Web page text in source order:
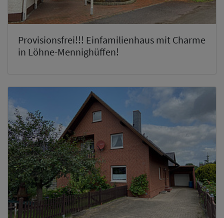
Provisionsfrei!!! Einfamilienhaus mit Charme
in Löhne-Mennighüffen!